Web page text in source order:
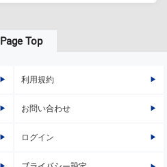
Page Top
利用規約
お問い合わせ
ログイン